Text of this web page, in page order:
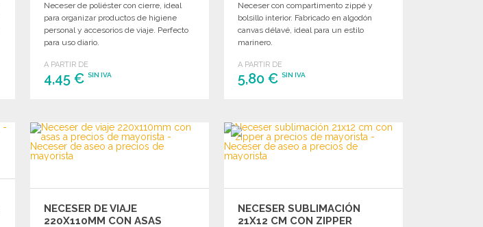
Neceser de poliéster con cierre, ideal
para organizar productos de higiene
personal y accesorios de viaje. Perfecto
para uso diario.
A PARTIR DE
4,45 €SIN IVA
Solicitar un presupuesto
Neceser con compartimento zippé y
bolsillo interior. Fabricado en algodón
canvas délavé, ideal para un estilo
marinero.
A PARTIR DE
5,80 €SIN IVA
Solicitar un presupuesto
NECESER DE VIAJE
220X110MM CON ASAS
NECESER SUBLIMACIÓN
21X12 CM CON ZIPPER